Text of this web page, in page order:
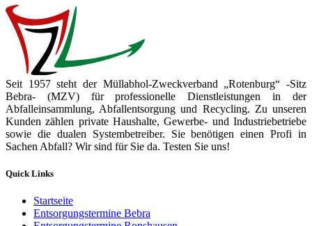
Seit 1957 steht der Müllabhol-Zweckverband „Rotenburg“ -Sitz
Bebra- (MZV) für professionelle Dienstleistungen in der
Abfalleinsammlung, Abfallentsorgung und Recycling. Zu unseren
Kunden zählen private Haushalte, Gewerbe- und Industriebetriebe
sowie die dualen Systembetreiber. Sie benötigen einen Profi in
Sachen Abfall? Wir sind für Sie da. Testen Sie uns!
Quick Links
Startseite
Entsorgungstermine Bebra